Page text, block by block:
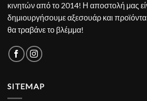
κινητών από το 2014! Η αποστολή μας
δημιουργήσουμε αξεσουάρ και
θα τραβάνε το βλέμμα!
SITEMAP